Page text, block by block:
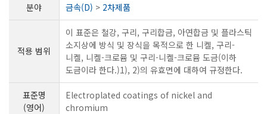
분야 금속(D) > 2차제품
적용 범위
이 표준은 철강, 구리, 구리합금, 아연합금 및 플라스틱
소지상에 방식 및 장식을 목적으로 한 니켈, 구리-
니켈, 니켈-크로뮴 및 구리-니켈-크로뮴 도금(이하
도금이라 한다.)1), 2)의 유효면에 대하여 규정한다.
표준명
(영어)
Electroplated coatings of nickel and
chromium